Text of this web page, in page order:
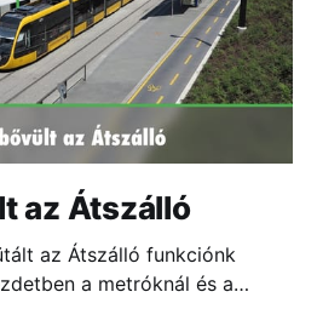
az Átszálló
az Átszálló funkciónk
a metróknál és a